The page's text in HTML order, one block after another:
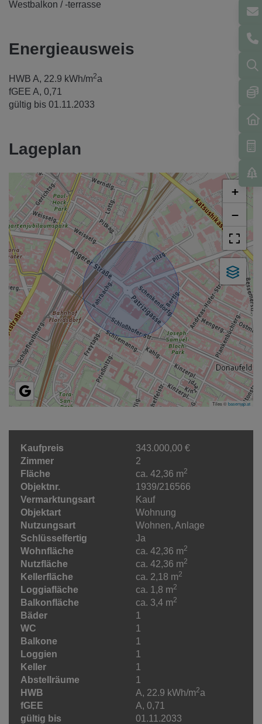
Westbalkon / -terrasse
Energieausweis
HWB A, 22.9 kWh/m2a
fGEE A, 0,71
gültig bis 01.11.2033
Lageplan
+
−
Tiles ©basemap.at
Kaufpreis
343.000,00 €
Zimmer
2
Fläche
ca. 42,36 m2
Objektnr.
1939/216566
Vermarktungsart
Kauf
Objektart
Wohnung
Nutzungsart
Wohnen Anlage
Schlüsselfertig
Ja
Wohnfläche
ca. 42,36 m2
Nutzfläche ca. 42,36 m2
Kellerfläche ca. 2,18 m2
Loggiafläche ca. 1,8 m2
Balkonfläche ca. 3,4 m2
Bäder
1
WC
1
Balkone
1
Loggien
1
Keller
1
Abstellräume
1
HWB
A, 22.9 kWh/m2a
fGEE
A, 0,71
gültig bis
01.11.2033